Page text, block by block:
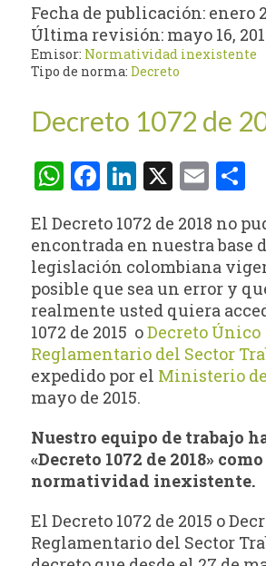
Fecha de publicación: enero
Última revisión: mayo 16,
Emisor: Normatividad inexistente
Tipo de norma:Decreto
Decreto 1072 de
WhatsApp
Facebook
LinkedIn
X
El Decreto 1072 de 2018 no
encontrada en nuestra base
legislación colombiana
posible que sea un error y
realmente usted quiera
1072 de 2015 oDecreto Único
Reglamentario del Sector
expedido por el Ministerio
mayo de 2015.
Nuestro equipo de trabajo
«Decreto 1072 de 2018» como
normatividad inexistente.
El Decreto 1072 de 2015 o
Reglamentario del Sector